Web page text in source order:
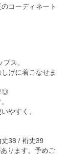
コーディネート
ス。
げに着こなせま
◎
やすく、
38 / 裄丈39
ります。予めご